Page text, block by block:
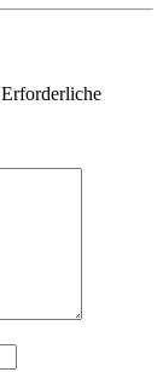
Erforderliche